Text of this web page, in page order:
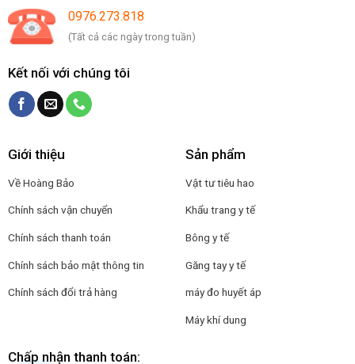
0976.273.818
(Tất cả các ngày trong tuần)
Kết nối với chúng tôi
Giới thiệu
Về Hoàng Bảo
Chính sách vận chuyển
Chính sách thanh toán
Chính sách bảo mật thông tin
Chính sách đổi trả hàng
Sản phẩm
Vật tư tiêu hao
Khẩu trang y tế
Bông y tế
Găng tay y tế
máy đo huyết áp
Máy khí dung
Chấp nhận thanh toán: